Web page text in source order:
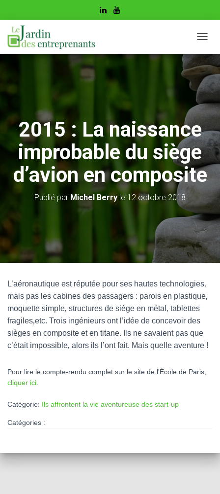
É
L
I
E
R
V
G
A
O
N
2015 : La naissance
improbable du siège
d’avion en composite
Publié par Michel Berry le 12 octobre 2018
L’aéronautique est réputée pour ses hautes technologies‚
mais pas les cabines des passagers : parois en plastique‚
moquette simple‚ structures de siège en métal‚ tablettes
fragiles‚etc. Trois ingénieurs ont l’idée de concevoir des
sièges en composite et en titane. Ils ne savaient pas que
c’était impossible‚ alors ils l’ont fait. Mais quelle aventure !
Pour lire le compte-rendu complet sur le site de l'École de Paris,
cliquer ici
Catégorie: Ils affrontent la vie aventureuse des start-up
Catégories :